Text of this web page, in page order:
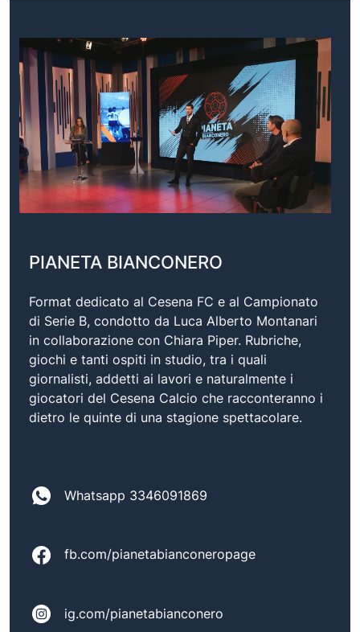
PIANETA BIANCONERO
Format dedicato al Cesena FC e al Campionato
di Serie B, condotto da Luca Alberto Montanari
in collaborazione con Chiara Piper. Rubriche,
giochi e tanti ospiti in studio, tra i quali
giornalisti, addetti ai lavori e naturalmente i
giocatori del Cesena Calcio che racconteranno i
dietro le quinte di una stagione spettacolare.
Whatsapp 3346091869
fb.com/pianetabianconeropage
ig.com/pianetabianconero